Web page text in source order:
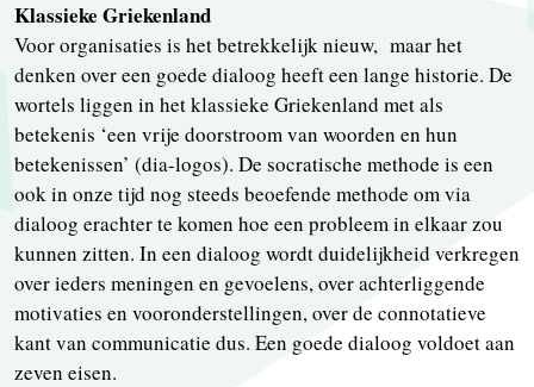
Klassieke Griekenland
Voor organisaties is het betrekkelijk nieuw, maar het
denken over een goede dialoog heeft een lange historie. De
wortels liggen in het klassieke Griekenland met als
betekenis ‘een vrije doorstroom van woorden en hun
betekenissen’ (dia-logos). De socratische methode is een
ook in onze tijd nog steeds beoefende methode om via
dialoog erachter te komen hoe een probleem in elkaar zou
kunnen zitten. In een dialoog wordt duidelijkheid verkregen
over ieders meningen en gevoelens, over achterliggende
motivaties en vooronderstellingen, over de connotatieve
kant van communicatie dus. Een goede dialoog voldoet aan
zeven eisen.